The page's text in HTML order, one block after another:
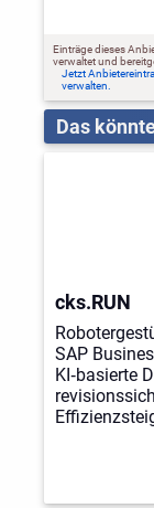
Einträge dieses
verwaltet und
Jetzt
verwalten.
Das
cks.RUN
SAP
KI‑basierte